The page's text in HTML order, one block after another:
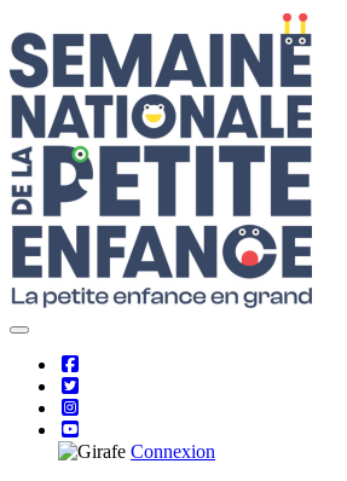
to
content
Connexion